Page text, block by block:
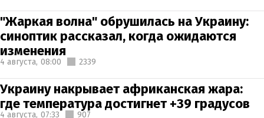
"Жаркая волна" обрушилась на Украину:
синоптик рассказал, когда ожидаются
изменения
4 августа, 08:00 2339
Украину накрывает африканская жара:
где температура достигнет +39 градусов
4 августа, 07:33 907